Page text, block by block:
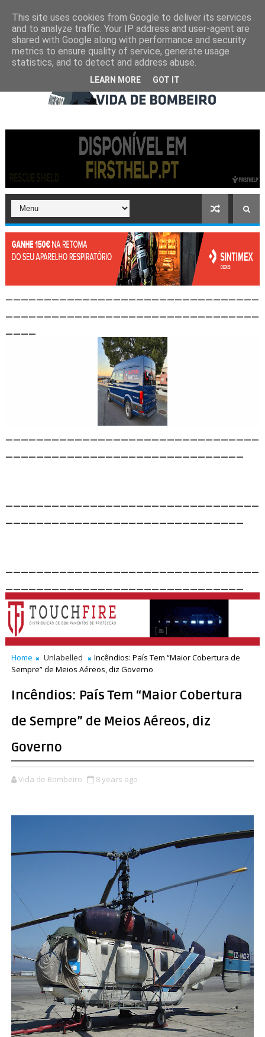
Home Unlabelled
Incêndios: País Tem “Maior Cobertura de
Sempre” de Meios Aéreos, diz Governo
Incêndios: País Tem “Maior Cobertura
de Sempre” de Meios Aéreos, diz
Governo
Vida de Bombeiro 8 years ago
This site uses cookies from Google to deliver its services
and to analyze traffic. Your IP address and user-agent are
shared with Google along with performance and security
metrics to ensure quality of service, generate usage
statistics, and to detect and address abuse.
LEARN MORE GOT IT